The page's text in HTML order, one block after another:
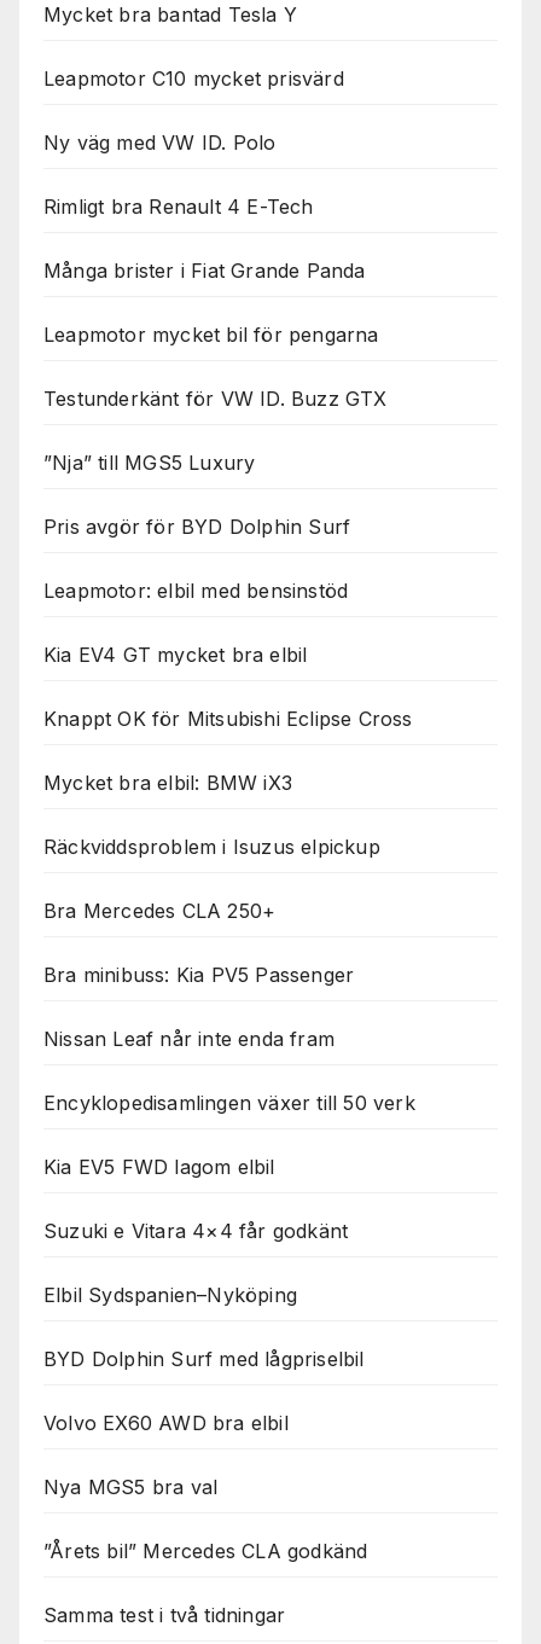
Mycket bra bantad Tesla Y
Leapmotor C10 mycket prisvärd
Ny väg med VW ID. Polo
Rimligt bra Renault 4 E-Tech
Många brister i Fiat Grande Panda
Leapmotor mycket bil för pengarna
Testunderkänt för VW ID. Buzz GTX
”Nja” till MGS5 Luxury
Pris avgör för BYD Dolphin Surf
Leapmotor: elbil med bensinstöd
Kia EV4 GT mycket bra elbil
Knappt OK för Mitsubishi Eclipse Cross
Mycket bra elbil: BMW iX3
Räckviddsproblem i Isuzus elpickup
Bra Mercedes CLA 250+
Bra minibuss: Kia PV5 Passenger
Nissan Leaf når inte enda fram
Encyklopedisamlingen växer till 50 verk
Kia EV5 FWD lagom elbil
Suzuki e Vitara 4×4 får godkänt
Elbil Sydspanien–Nyköping
BYD Dolphin Surf med lågpriselbil
Volvo EX60 AWD bra elbil
Nya MGS5 bra val
”Årets bil” Mercedes CLA godkänd
Samma test i två tidningar